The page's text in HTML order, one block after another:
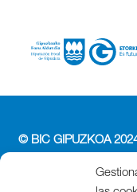
© BIC GIPUZKOA
PERFIL DEL
ACCESIBILIDAD